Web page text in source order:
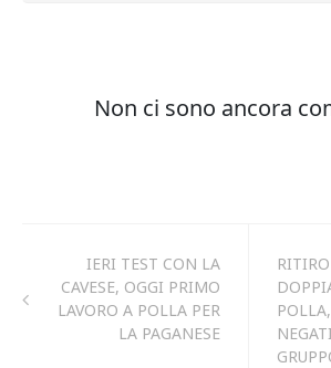
IERI TEST CON LA
CAVESE, OGGI PRIMO
LAVORO A POLLA PER
LA PAGANESE